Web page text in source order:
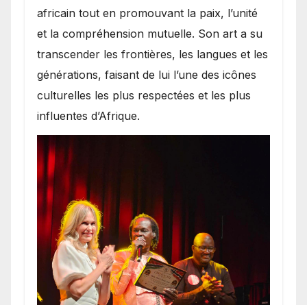
africain tout en promouvant la paix, l’unité
et la compréhension mutuelle. Son art a su
transcender les frontières, les langues et les
générations, faisant de lui l’une des icônes
culturelles les plus respectées et les plus
influentes d’Afrique.